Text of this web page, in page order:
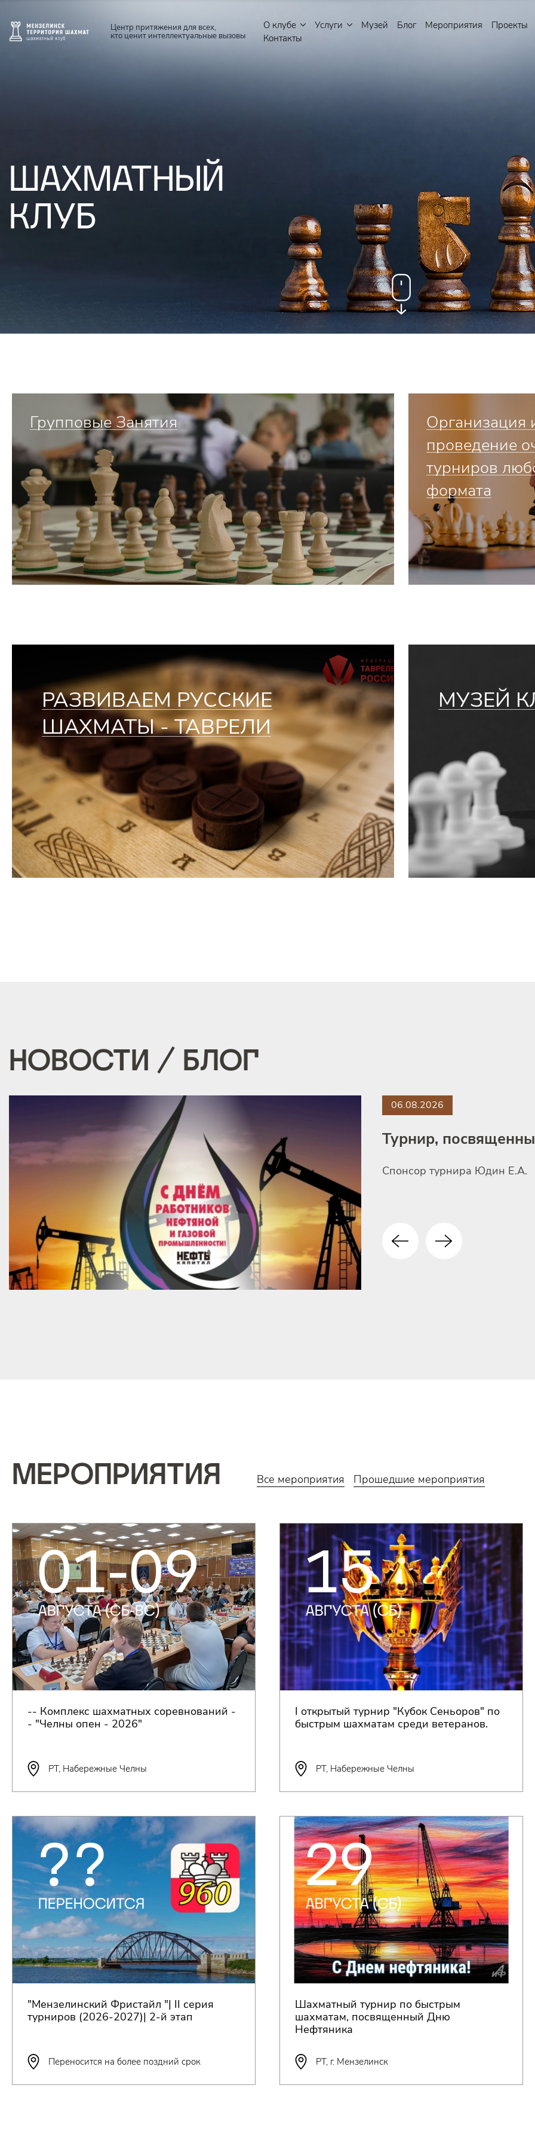
Центр притяжения для всех,
кто ценит интеллектуальные вызовы
О клубе Услуги Музей Блог Мероприятия
Проекты
Контакты
ШАХМАТНЫЙ
КЛУБ
Групповые Занятия
Организация
проведение
турниров
формата
РАЗВИВАЕМ РУССКИЕ
ШАХМАТЫ - ТАВРЕЛИ
МУЗЕЙ
НОВОСТИ / БЛОГ
Новый раздел на сайте клуба
Актуальные рейтинги шахматистов
06.08.2026
Турнир,
Спонсор турнира Юдин Е.А.
МЕРОПРИЯТИЯ Все мероприятия Прошедшие мероприятия
01-09
АВГУСТА (СБ-ВС)
-- Комплекс шахматных соревнований -
- "Челны опен - 2026"
РТ, Набережные Челны
15
АВГУСТА (СБ)
I открытый турнир "Кубок Сеньоров" по
быстрым шахматам среди ветеранов.
РТ, Набережные Челны
??
ПЕРЕНОСИТСЯ
"Мензелинский Фристайл "| II серия
турниров (2026-2027)| 2-й этап
Переносится на более поздний срок
29
АВГУСТА (СБ)
Шахматный турнир по быстрым
шахматам, посвященный Дню
Нефтяника
РТ, г. Мензелинск